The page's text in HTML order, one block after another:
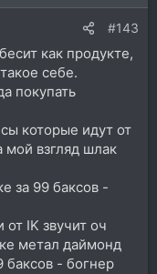
#143
как продукте,
себе.
покупать
которые идут от
мой взгляд шлак
за 99 баксов -
IK звучит оч
метал даймонд
баксов - богнер